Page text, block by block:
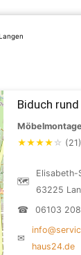
Biduch
Möbelmontage
★★★★ ☆ (21)
🗺
Elisabeth-
63225
☎
06103
✉
haus24.de